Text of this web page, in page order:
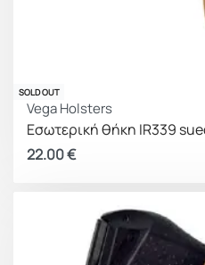
SOLD OUT
Vega Holsters
Εσωτερική θήκη IR339
22.00€